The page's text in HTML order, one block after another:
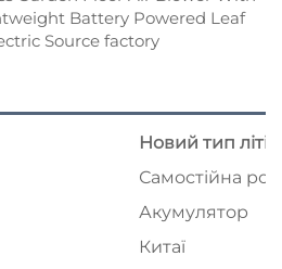
Новий тип
Самостійна
Акумулятор
Китаї